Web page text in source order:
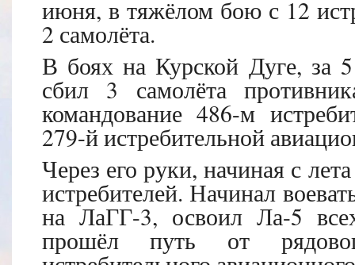
июня, в тяжёлом бою с 12
2 самолёта.
В боях на Курской Дуге, за
сбил 3 самолёта
командование 486-м
279-й истребительной
Через его руки, начиная с
истребителей. Начинал
на ЛаГГ-3, освоил Ла-5
прошёл путь от